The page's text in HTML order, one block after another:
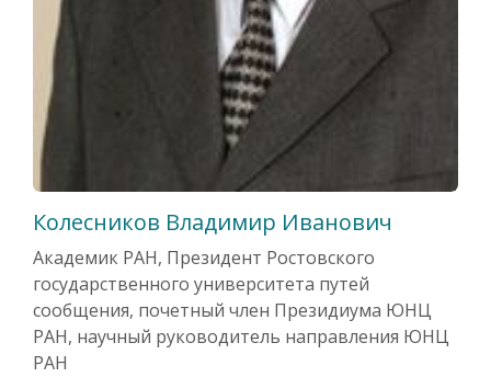
Колесников Владимир Иванович
Академик РАН, Президент Ростовского
государственного университета путей
сообщения, почетный член Президиума ЮНЦ
РАН, научный руководитель направления ЮНЦ
РАН